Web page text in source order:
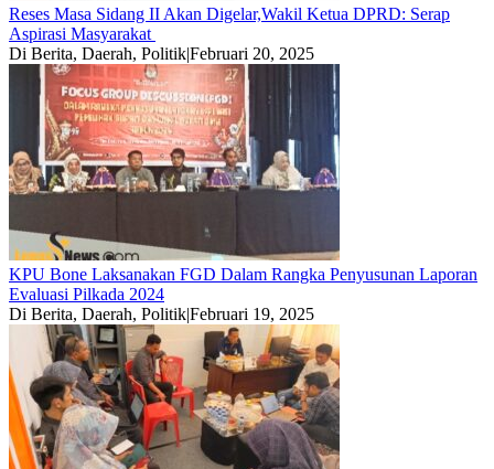
Reses Masa Sidang II Akan Digelar,Wakil Ketua DPRD: Serap
Aspirasi Masyarakat
Di Berita, Daerah, Politik|Februari 20, 2025
KPU Bone Laksanakan FGD Dalam Rangka Penyusunan Laporan
Evaluasi Pilkada 2024
Di Berita, Daerah, Politik|Februari 19, 2025